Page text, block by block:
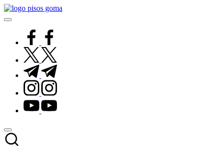
Saltar
al
facebook.com
twitter.com
t.me
instagram.com
youtube.com